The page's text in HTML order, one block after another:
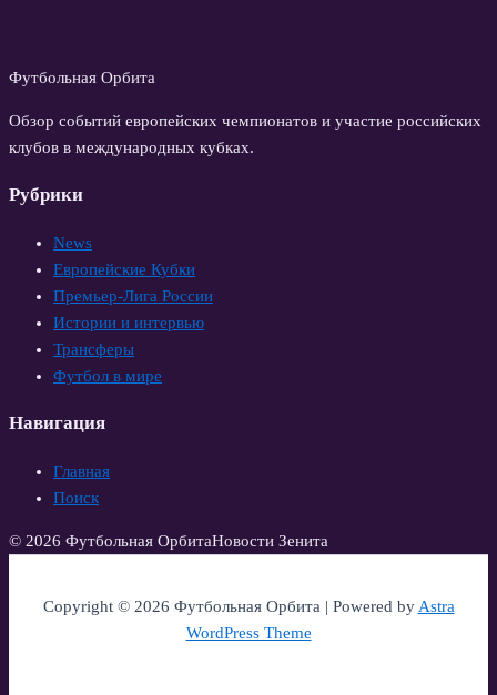
Футбольная Орбита
Обзор событий европейских чемпионатов и участие российских
клубов в международных кубках.
Рубрики
News
Европейские Кубки
Премьер-Лига России
Истории и интервью
Трансферы
Футбол в мире
Навигация
Главная
Поиск
© 2026 Футбольная ОрбитаНовости Зенита
Copyright © 2026 Футбольная Орбита | Powered byAstra
WordPress Theme